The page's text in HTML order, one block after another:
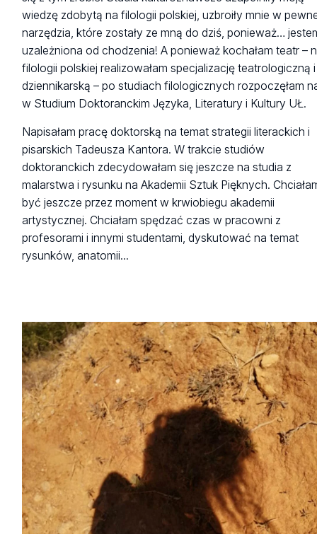
wiedzę zdobytą na filologii polskiej, uzbroiły mnie w
narzędzia, które zostały ze mną do dziś, ponieważ…
uzależniona od chodzenia! A ponieważ kochałam teatr –
filologii polskiej realizowałam specjalizację teatrologiczną i
dziennikarską – po studiach filologicznych rozpoczęłam
w Studium Doktoranckim Języka, Literatury i Kultury UŁ.
Napisałam pracę doktorską na temat strategii literackich i
pisarskich Tadeusza Kantora. W trakcie studiów
doktoranckich zdecydowałam się jeszcze na studia z
malarstwa i rysunku na Akademii Sztuk Pięknych.
być jeszcze przez moment w krwiobiegu akademii
artystycznej. Chciałam spędzać czas w pracowni z
profesorami i innymi studentami, dyskutować na temat
rysunków, anatomii...